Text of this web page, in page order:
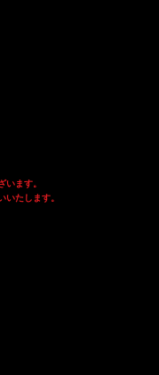
ます。
いたします。​